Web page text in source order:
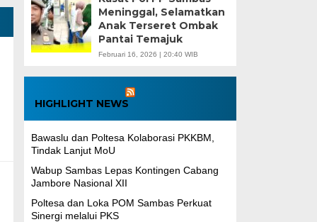
Meninggal, Selamatkan
Anak Terseret Ombak
Pantai Temajuk
Februari 16, 2026 | 20:40 WIB
HIGHLIGHT NEWS
Bawaslu dan Poltesa Kolaborasi PKKBM,
Tindak Lanjut MoU
Wabup Sambas Lepas Kontingen Cabang
Jambore Nasional XII
Poltesa dan Loka POM Sambas Perkuat
Sinergi melalui PKS